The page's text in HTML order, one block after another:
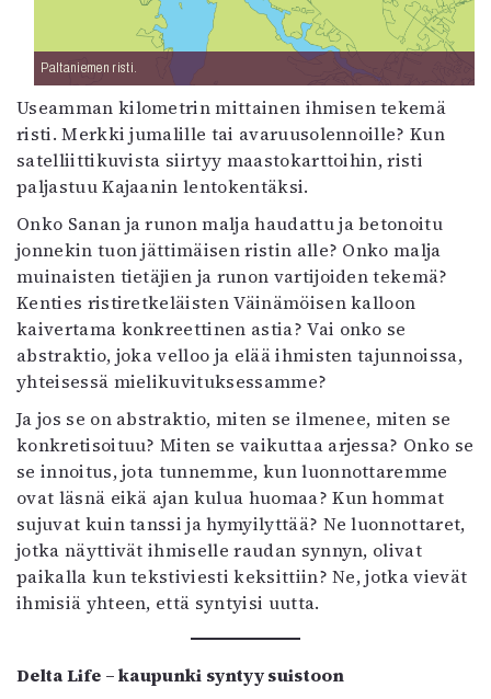
Paltaniemen risti.
Useamman kilometrin mittainen ihmisen tekemä
risti. Merkki jumalille tai avaruusolennoille? Kun
satelliittikuvista siirtyy maastokarttoihin, risti
paljastuu Kajaanin lentokentäksi.
Onko Sanan ja runon malja haudattu ja betonoitu
jonnekin tuon jättimäisen ristin alle? Onko malja
muinaisten tietäjien ja runon vartijoiden tekemä?
Kenties ristiretkeläisten Väinämöisen kalloon
kaivertama konkreettinen astia? Vai onko se
abstraktio, joka velloo ja elää ihmisten tajunnoissa,
yhteisessä mielikuvituksessamme?
Ja jos se on abstraktio, miten se ilmenee, miten se
konkretisoituu? Miten se vaikuttaa arjessa? Onko se
se innoitus, jota tunnemme, kun luonnottaremme
ovat läsnä eikä ajan kulua huomaa? Kun hommat
sujuvat kuin tanssi ja hymyilyttää? Ne luonnottaret,
jotka näyttivät ihmiselle raudan synnyn, olivat
paikalla kun tekstiviesti keksittiin? Ne, jotka vievät
ihmisiä yhteen, että syntyisi uutta.
Delta Life – kaupunki syntyy suistoon